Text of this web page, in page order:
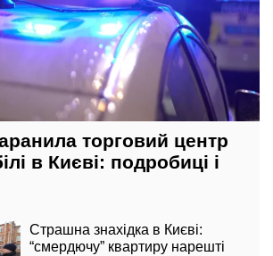
торговий центр
в Києві: подробиці і
Страшна знахідка в Києві:
“смердючу” квартиру нарешті